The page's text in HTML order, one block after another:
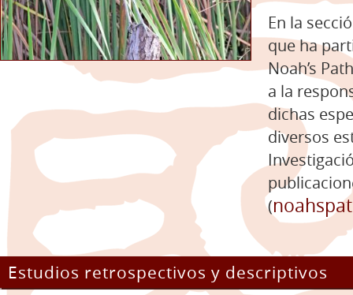
En la
que ha
Noah’s
a la
dichas
diversos
(
Estudios retrospectivos y descriptivos